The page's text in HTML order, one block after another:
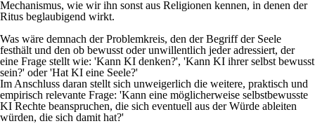
Mechanismus, wie wir ihn sonst aus Religionen kennen, in denen der
Ritus beglaubigend wirkt.
Was wäre demnach der Problemkreis, den der Begriff der Seele
festhält und den ob bewusst oder unwillentlich jeder adressiert, der
eine Frage stellt wie: 'Kann KI denken?', 'Kann KI ihrer selbst bewusst
sein?' oder 'Hat KI eine Seele?'
Im Anschluss daran stellt sich unweigerlich die weitere, praktisch und
empirisch relevante Frage: 'Kann eine möglicherweise selbstbewusste
KI Rechte beanspruchen, die sich eventuell aus der Würde ableiten
würden, die sich damit hat?'